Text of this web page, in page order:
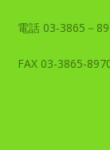
電話 03-3865－
FAX 03-3865-